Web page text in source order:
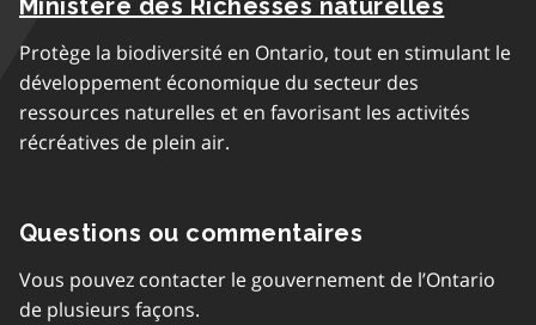
Ministère des Richesses naturelles
Protège la biodiversité en Ontario, tout en stimulant le
développement économique du secteur des
ressources naturelles et en favorisant les activités
récréatives de plein air.
Questions ou commentaires
Vous pouvez contacter le gouvernement de l’Ontario
de plusieurs façons.